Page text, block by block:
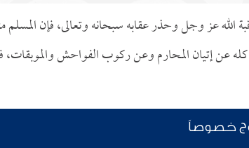
عز وجل وحذر عقابه سبحانه وتعالى، فإن المسلم
كله عن إتيان المحارم وعن ركوب الفواحش
خصوصاً